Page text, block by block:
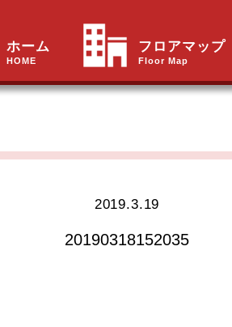
ホーム
HOME
フロアマップ
Floor Map
2019.3.19
20190318152035